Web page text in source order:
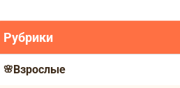
Рубрики
Взрослые